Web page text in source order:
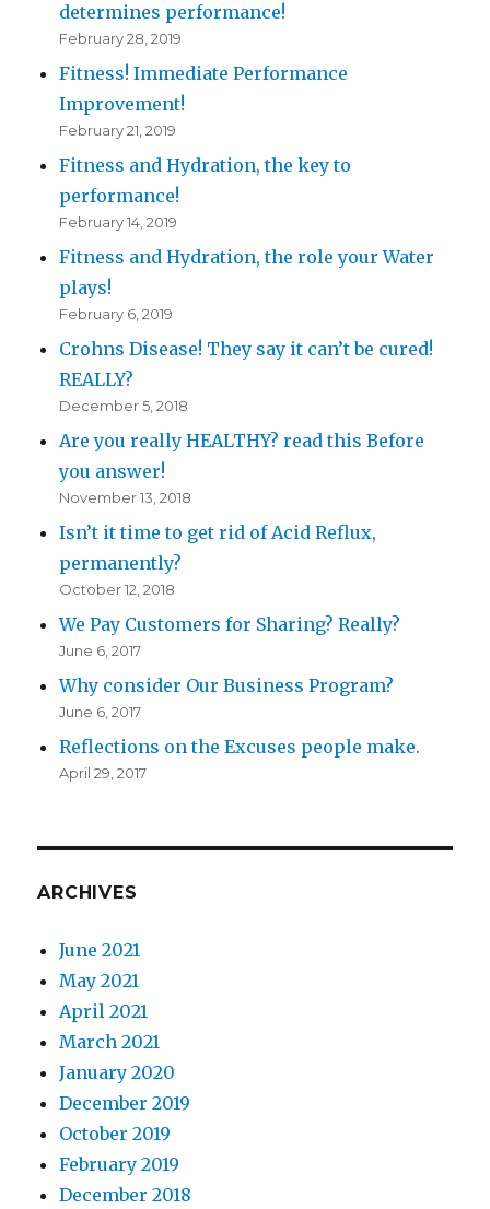
determines performance!
February 28, 2019
Fitness! Immediate Performance
Improvement!
February 21, 2019
Fitness and Hydration, the key to
performance!
February 14, 2019
Fitness and Hydration, the role your Water
plays!
February 6, 2019
Crohns Disease! They say it can’t be cured!
REALLY?
December 5, 2018
Are you really HEALTHY? read this Before
you answer!
November 13, 2018
Isn’t it time to get rid of Acid Reflux,
permanently?
October 12, 2018
We Pay Customers for Sharing? Really?
June 6, 2017
Why consider Our Business Program?
June 6, 2017
Reflections on the Excuses people make.
April 29, 2017
ARCHIVES
June 2021
May 2021
April 2021
March 2021
January 2020
December 2019
October 2019
February 2019
December 2018